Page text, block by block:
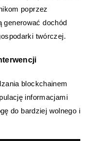
poprzez
generować dochód
twórczej.
blockchainem
informacjami
do bardziej wolnego i